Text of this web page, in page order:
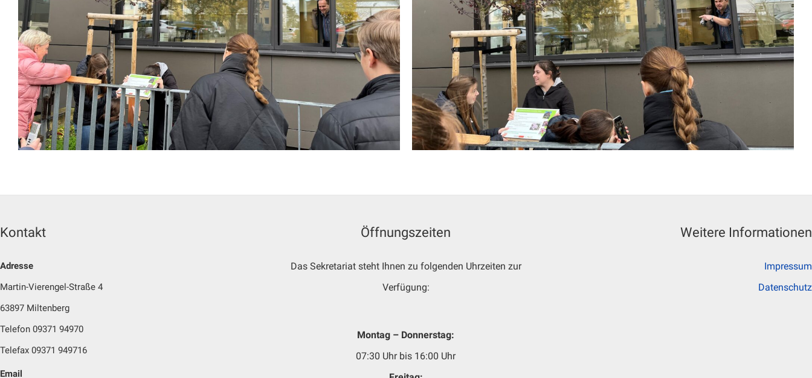
Kontakt
Adresse
Martin-Vierengel-Straße 4
63897 Miltenberg
Telefon 09371 94970
Telefax 09371 949716
Email
Öffnungszeiten
Das Sekretariat steht Ihnen zu folgenden Uhrzeiten zur
Verfügung:
Montag – Donnerstag:
07:30 Uhr bis 16:00 Uhr
Weitere Informationen
Impressum
Datenschutz